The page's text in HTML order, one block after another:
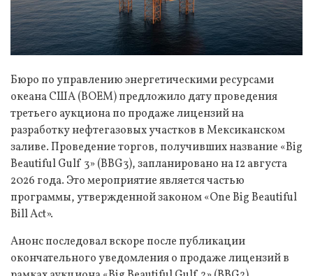
Бюро по управлению энергетическими ресурсами
океана США (BOEM) предложило дату проведения
третьего аукциона по продаже лицензий на
разработку нефтегазовых участков в Мексиканском
заливе. Проведение торгов, получивших название «Big
Beautiful Gulf 3» (BBG3), запланировано на 12 августа
2026 года. Это мероприятие является частью
программы, утвержденной законом «One Big Beautiful
Bill Act».
Анонс последовал вскоре после публикации
окончательного уведомления о продаже лицензий в